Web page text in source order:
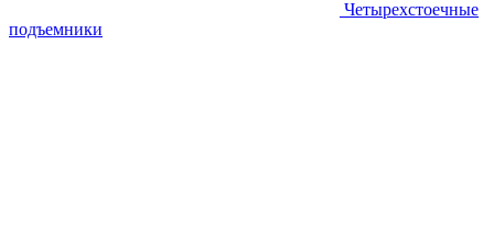
Четырехстоечные
подъемники